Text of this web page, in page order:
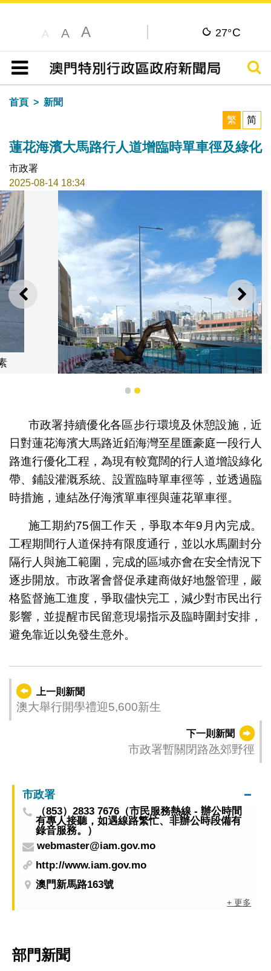
A A A 27°C
目錄
搜尋
首頁
新聞
繁
简
蓮花海濱大馬路行人道增臨時單車徑及綠化
市政署
2025-08-14 18:34
上一則 下一
工程由銆海灣對出行人路起分階段往蓮花單車徑方向進行
1 2
市政署持續優化各區步行環境及休憩設施，近
日對蓮花海濱大馬路近銆海灣至星匯豪庭一段行人
路進行優化工程，為現有較寬闊的行人道增設綠化
帶、鋪設灌溉系統、設置臨時單車徑等，並透過臨
時措施，連結氹仔海濱單車徑與蓮花單車徑。
施工期約75個工作天，爭取本年9月內完成。
工程期間行人道保持有限度通行，並以水馬圍封分
隔行人與施工範圍，完成的區域亦會在安全情況下
逐步開放。市政署會督促承建商做好地盤管理，嚴
格監督施工進度，爭取儘快完工，減少對市民出行
影響，並提醒市民留意現場指示及臨時圍封安排，
避免靠近以免發生意外。
上一則新聞
澳大舉行開學禮迎5,600新生
下一則新聞
市政署暫關閉路氹郊野徑
市政署
（853）2833 7676（市民服務熱線 - 辦公時間
有專人接聽，如遇線路繁忙、非辦公時段備有
錄音服務。）
webmaster@iam.gov.mo
http://www.iam.gov.mo
澳門新馬路163號
+ 更多
部門新聞